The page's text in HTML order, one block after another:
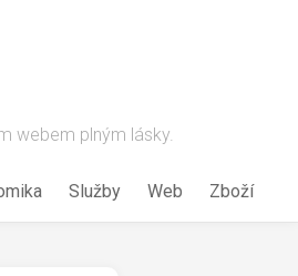
webem plným lásky.
Služby Web Zboží